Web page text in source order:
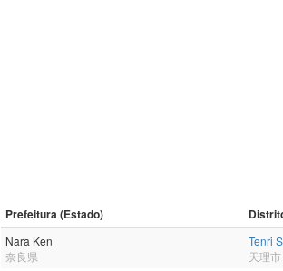
Prefeitura (Estado)
Nara Ken
奈良県
Tenri
天理市